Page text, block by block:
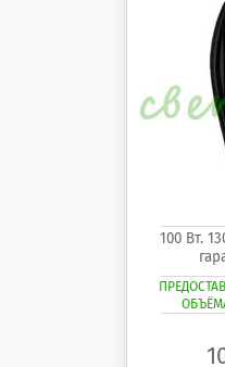
100 Вт.